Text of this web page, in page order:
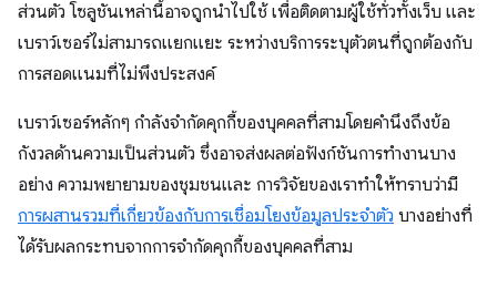
ส่วนตัว โซลูชันเหล่านี้อาจถูกนำไปใช้ เพื่อติดตามผู้ใช้ทั่วทั้งเว็บ และ
เบราว์เซอร์ไม่สามารถแยกแยะ ระหว่างบริการระบุตัวตนที่ถูกต้องกับ
การสอดแนมที่ไม่พึงประสงค์
เบราว์เซอร์หลักๆ กำลังจำกัดคุกกี้ของบุคคลที่สามโดยคำนึงถึงข้อ
กังวลด้านความเป็นส่วนตัว ซึ่งอาจส่งผลต่อฟังก์ชันการทำงานบาง
อย่าง ความพยายามของชุมชนและ การวิจัยของเราทำให้ทราบว่ามี
การผสานรวมที่เกี่ยวข้องกับการเชื่อมโยงข้อมูลประจำตัว บางอย่างที่
ได้รับผลกระทบจากการจำกัดคุกกี้ของบุคคลที่สาม